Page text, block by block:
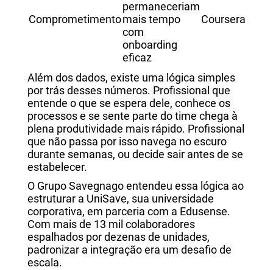
Comprometimento
permaneceriam
mais tempo
com
onboarding
eficaz
Coursera
Além dos dados, existe uma lógica simples
por trás desses números. Profissional que
entende o que se espera dele, conhece os
processos e se sente parte do time chega à
plena produtividade mais rápido. Profissional
que não passa por isso navega no escuro
durante semanas, ou decide sair antes de se
estabelecer.
O Grupo Savegnago entendeu essa lógica ao
estruturar a UniSave, sua universidade
corporativa, em parceria com a Edusense.
Com mais de 13 mil colaboradores
espalhados por dezenas de unidades,
padronizar a integração era um desafio de
escala.